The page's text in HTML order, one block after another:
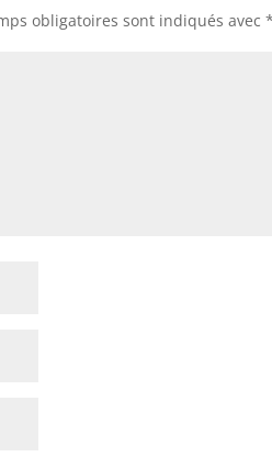
obligatoires sont indiqués avec*